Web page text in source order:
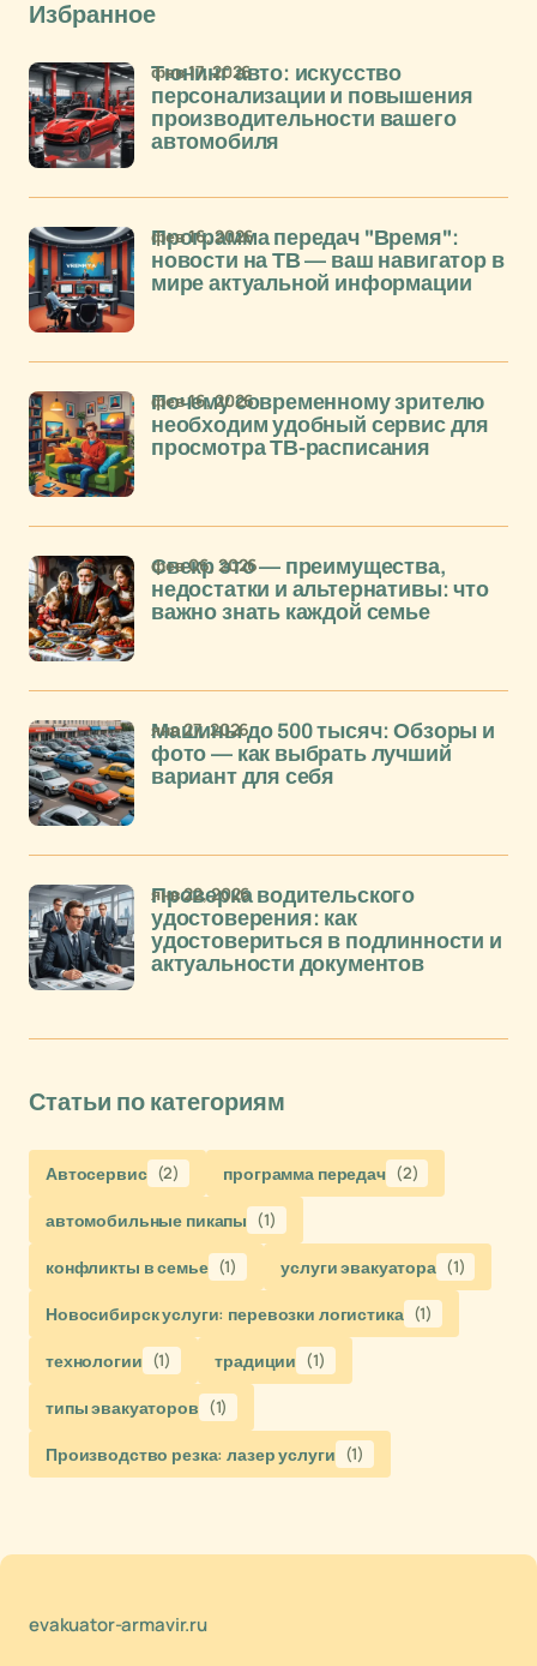
Избранное
Тюнинг авто: искусство
персонализации и повышения
производительности вашего
автомобиля
фев 17, 2026
Программа передач "Время":
новости на ТВ — ваш навигатор в
мире актуальной информации
фев 16, 2026
Почему современному зрителю
необходим удобный сервис для
просмотра ТВ-расписания
фев 16, 2026
Свекр это — преимущества,
недостатки и альтернативы: что
важно знать каждой семье
фев 06, 2026
Машины до 500 тысяч: Обзоры и
фото — как выбрать лучший
вариант для себя
янв 27, 2026
Проверка водительского
удостоверения: как
удостовериться в подлинности и
актуальности документов
янв 22, 2026
Статьи по категориям
Автосервис (2) программа передач (2)
автомобильные пикапы (1)
конфликты в семье (1) услуги эвакуатора (1)
Новосибирск услуги: перевозки логистика (1)
технологии (1) традиции (1)
типы эвакуаторов (1)
Производство резка: лазер услуги (1)
evakuator-armavir.ru